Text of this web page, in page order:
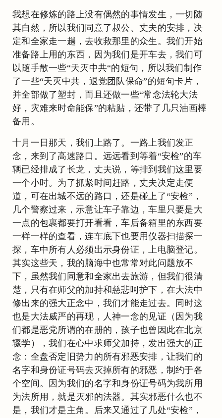
我想在修炼的路上没有偶然的事情发生，一切随
其自然，所以我们同意了叔公、丈夫的安排，决
定和全家走一趟，去收救那里的众生。我们开始
准备路上用的东西，因为我们是开车去，我们可
以随手散一些“天灭中共“的短句，所以我们制作
了一些“天灭中共，退党团队保命”的短句卡片，
并全部做了塑封，而且还做一些“常念法轮大法
好，灾难来时命能保”的粘贴，还带了几只油画棒
备用。
十月一日那天，我们上路了。一路上我们发正
念，来到了高速路口。远远看到等着“安检”的车
辆已经排成了长龙，丈夫说，等排到我们这里要
一个小时。为了抓紧时间赶路，丈夫决定走便
道，可在出城不远的路口，还是碰上了“安检”，
几个警察过来，示意让车子靠边，车里只要是大
一点的包裹都要打开看看，车后备箱里的东西要
一样一样的查看，连车底下也要用仪器扫描探一
探，车中所有人必须出示身份证，上电脑登记。
其实这些天，我的脑海中也常常对此问题放不
下，虽然我们同意和全家出去旅游，但我们很清
楚，只有在师父的加持和慈悲呵护下，在大法中
修出来的强大正念中，我们才能走过去。同时这
也是大法威严的再现，人神一念的见证（因为我
们都是恶党所谓的在册的，孩子也曾因此在北京
辍学），我们在心中求师父加持，发出强大的正
念：全盘否定旧势力的所有邪恶安排，让我们的
名字和身份证号码去灭掉所有的邪恶，制约于各
个空间。因为我们的名字和身份证号码为我所用
为法所用，就是灭邪的法器。其实邪恶什么也不
是，我们才是主角。后来又通过了几处“安检”，